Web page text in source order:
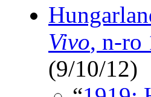
Vivo, n-ro
(9/10/12)